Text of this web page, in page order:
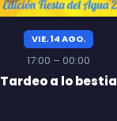
VIE. 14 AGO.
17:00 – 00:00
Tardeo a lo bestia